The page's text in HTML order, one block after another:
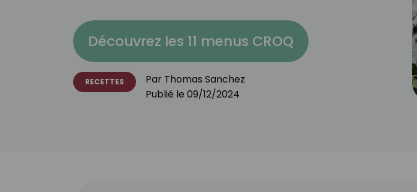
Découvrez les 11 menus CROQ
RECETTES Par Thomas Sanchez
Publié le 09/12/2024